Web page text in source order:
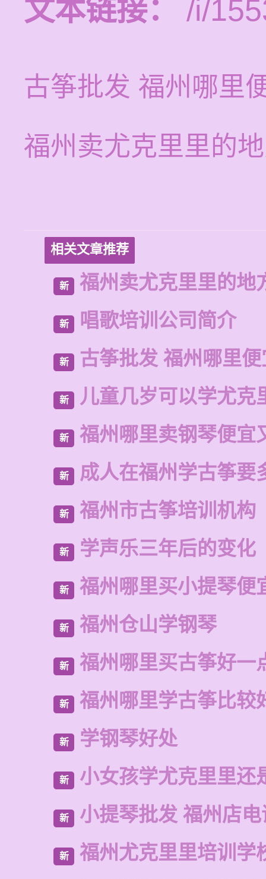
文本链接： /i/
古筝批发 福州哪里
福州卖尤克里里的
相关文章推荐
新 福州卖尤克里里的地
新 唱歌培训公司简介
新 古筝批发 福州哪里便
新 儿童几岁可以学尤克
新 福州哪里卖钢琴便宜
新 成人在福州学古筝要
新 福州市古筝培训机构
新 学声乐三年后的变化
新 福州哪里买小提琴便
新 福州仓山学钢琴
新 福州哪里买古筝好一
新 福州哪里学古筝比较
新 学钢琴好处
新 小女孩学尤克里里还
新 小提琴批发 福州店
新 福州尤克里里培训学